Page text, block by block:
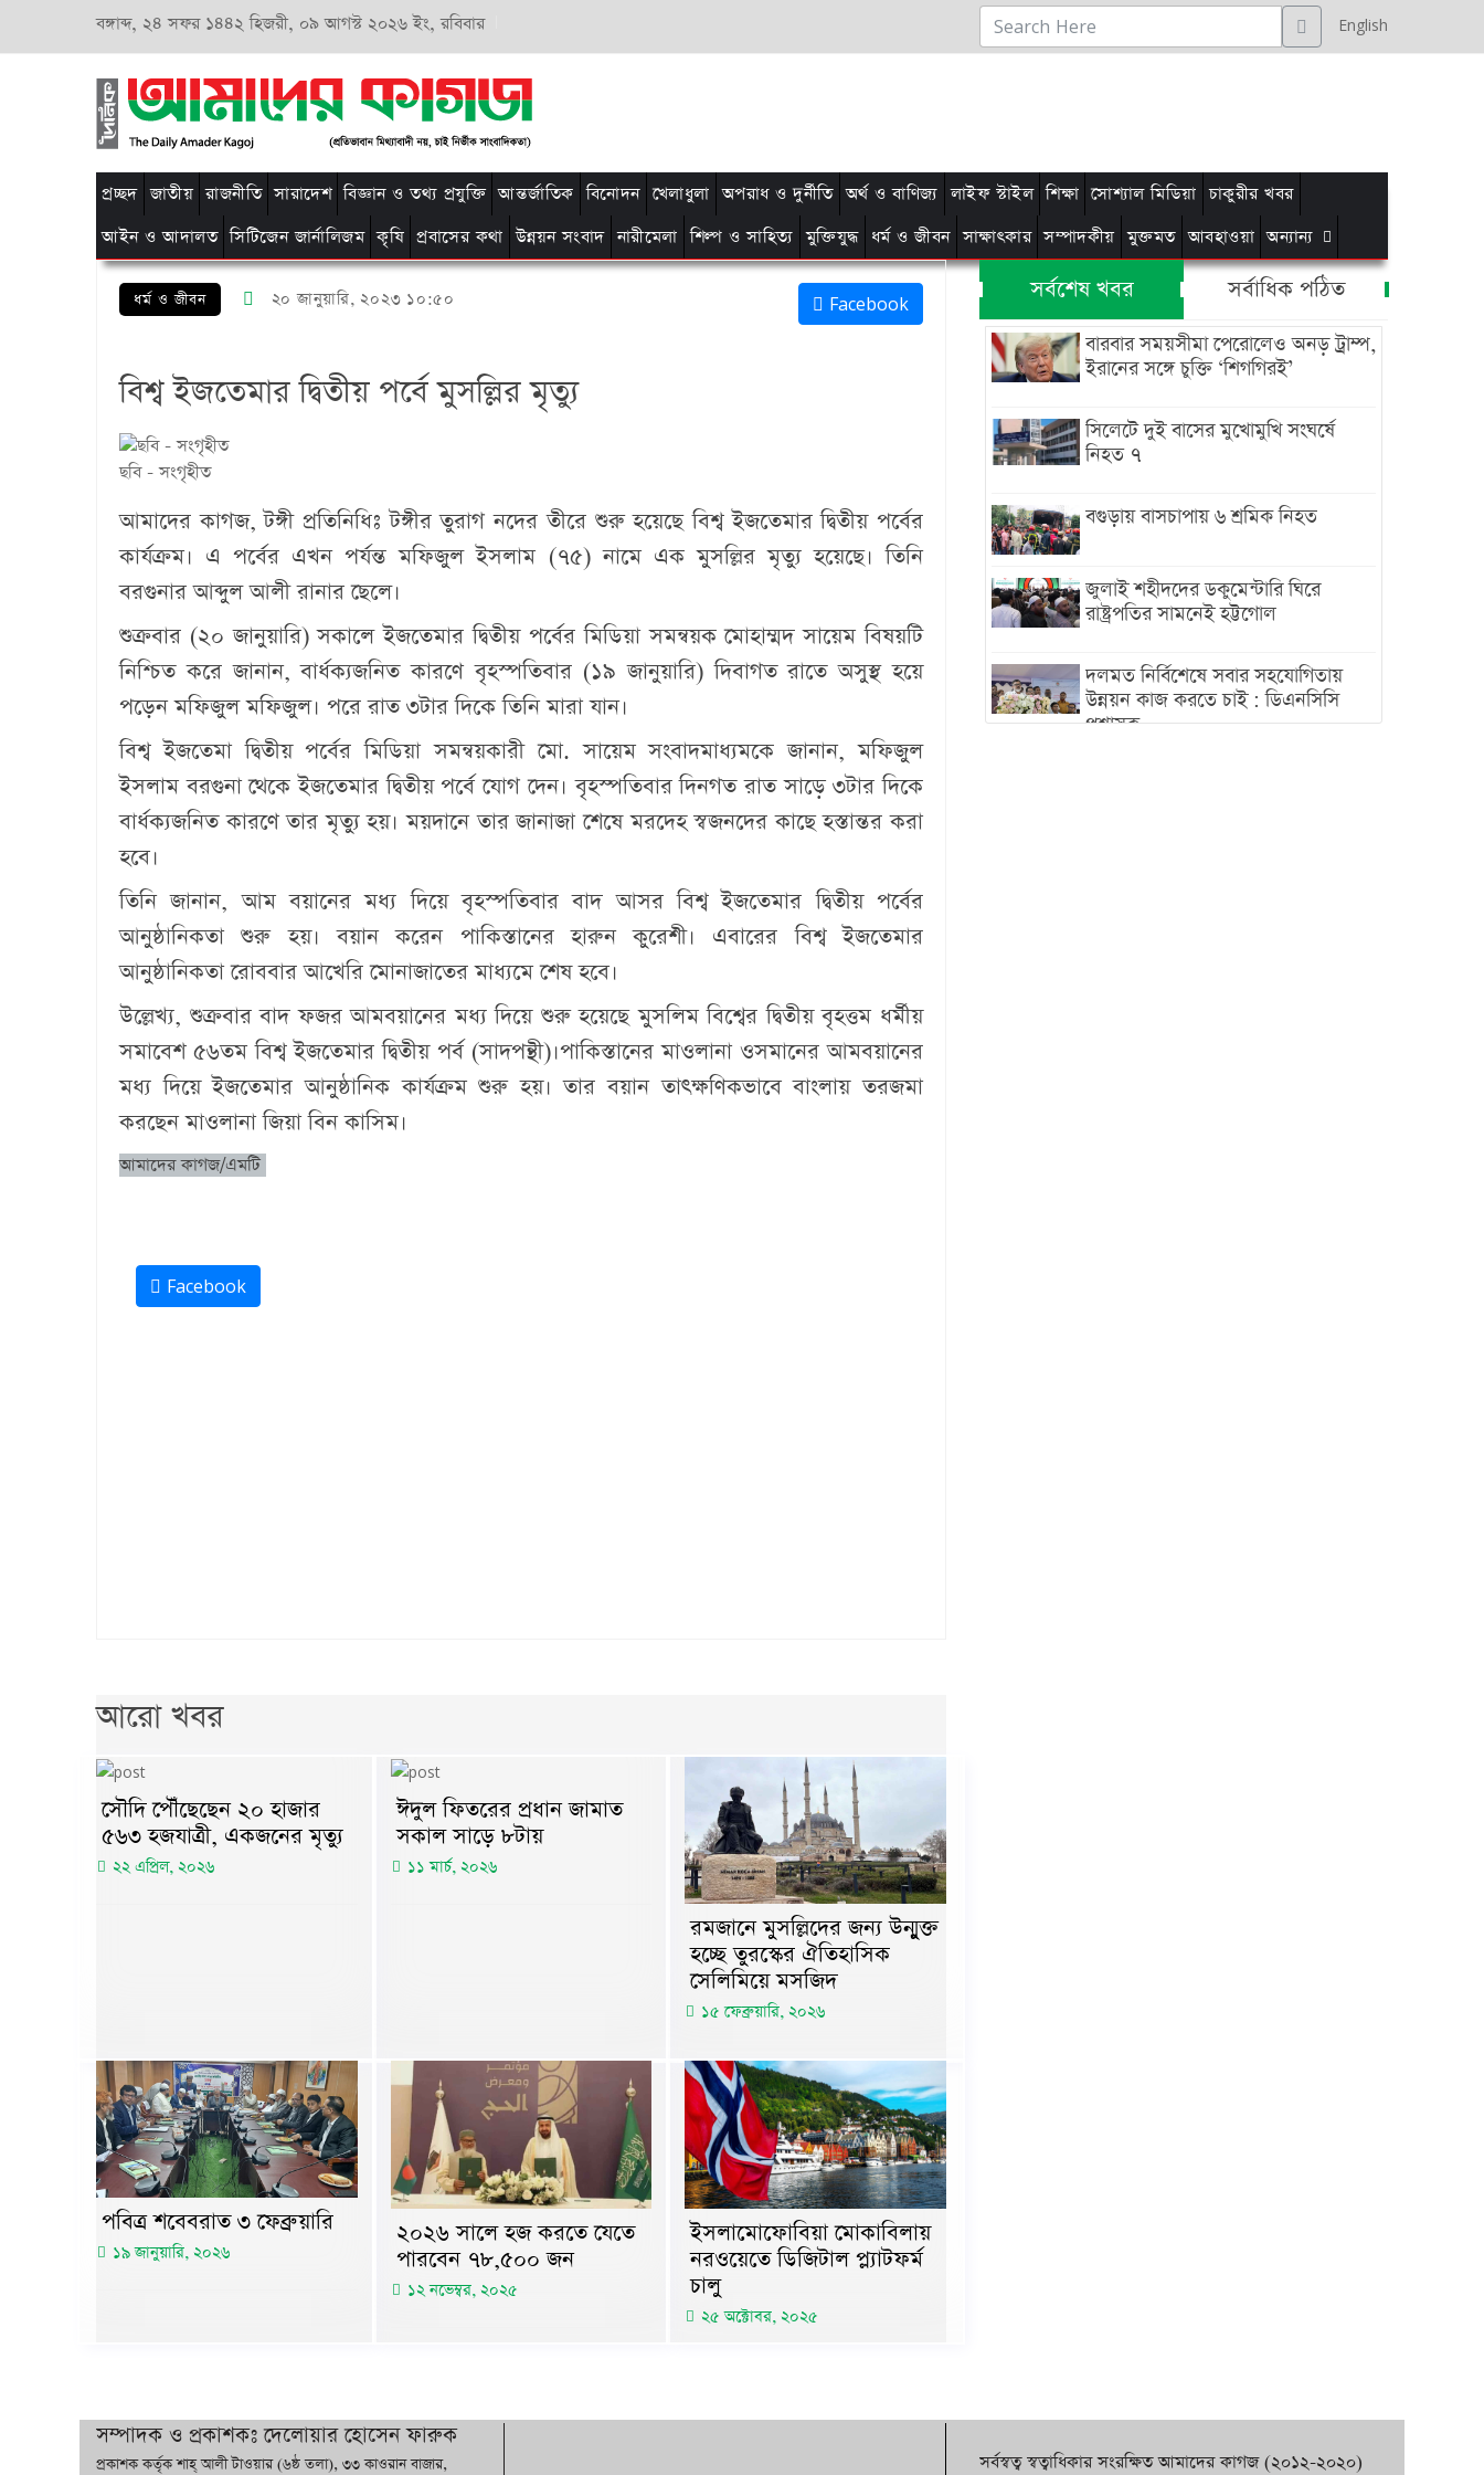
বঙ্গাব্দ, ২৪ সফর ১৪৪২ হিজরী, ০৯ আগস্ট ২০২৬ ইং, রবিবার English
প্রচ্ছদ জাতীয় রাজনীতি সারাদেশ বিজ্ঞান ও তথ্য প্রযুক্তি আন্তর্জাতিক বিনোদন খেলাধুলা অপরাধ ও দুর্নীতি অর্থ ও বাণিজ্য লাইফ স্টাইল শিক্ষা সোশ্যাল মিডিয়া চাকুরীর খবর
আইন ও আদালত সিটিজেন জার্নালিজম কৃষি প্রবাসের কথা উন্নয়ন সংবাদ নারীমেলা শিল্প ও সাহিত্য মুক্তিযুদ্ধ ধর্ম ও জীবন সাক্ষাৎকার সম্পাদকীয় মুক্তমত আবহাওয়া অন্যান্য
ধর্ম ও জীবন ২০ জানুয়ারি, ২০২৩ ১০:৫০ Facebook
বিশ্ব ইজতেমার দ্বিতীয় পর্বে মুসল্লির মৃত্যু
ছবি - সংগৃহীত
আমাদের কাগজ, টঙ্গী প্রতিনিধিঃটঙ্গীর তুরাগ নদের তীরে শুরু হয়েছে বিশ্ব ইজতেমার দ্বিতীয় পর্বের
কার্যক্রম। এ পর্বের এখন পর্যন্ত মফিজুল ইসলাম (৭৫) নামে এক মুসল্লির মৃত্যু হয়েছে। তিনি
বরগুনার আব্দুল আলী রানার ছেলে।
শুক্রবার (২০ জানুয়ারি) সকালে ইজতেমার দ্বিতীয় পর্বের মিডিয়া সমন্বয়ক মোহাম্মদ সায়েম বিষয়টি
নিশ্চিত করে জানান, বার্ধক্যজনিত কারণে বৃহস্পতিবার (১৯ জানুয়ারি) দিবাগত রাতে অসুস্থ হয়ে
পড়েন মফিজুল মফিজুল। পরে রাত ৩টার দিকে তিনি মারা যান।
বিশ্ব ইজতেমা দ্বিতীয় পর্বের মিডিয়া সমন্বয়কারী মো. সায়েম সংবাদমাধ্যমকে জানান, মফিজুল
ইসলাম বরগুনা থেকে ইজতেমার দ্বিতীয় পর্বে যোগ দেন। বৃহস্পতিবার দিনগত রাত সাড়ে ৩টার দিকে
বার্ধক্যজনিত কারণে তার মৃত্যু হয়। ময়দানে তার জানাজা শেষে মরদেহ স্বজনদের কাছে হস্তান্তর করা
হবে।
তিনি জানান, আম বয়ানের মধ্য দিয়ে বৃহস্পতিবার বাদ আসর বিশ্ব ইজতেমার দ্বিতীয় পর্বের
আনুষ্ঠানিকতা শুরু হয়। বয়ান করেন পাকিস্তানের হারুন কুরেশী। এবারের বিশ্ব ইজতেমার
আনুষ্ঠানিকতা রোববার আখেরি মোনাজাতের মাধ্যমে শেষ হবে।
উল্লেখ্য, শুক্রবার বাদ ফজর আমবয়ানের মধ্য দিয়ে শুরু হয়েছে মুসলিম বিশ্বের দ্বিতীয় বৃহত্তম ধর্মীয়
সমাবেশ ৫৬তম বিশ্ব ইজতেমার দ্বিতীয় পর্ব (সাদপন্থী)।পাকিস্তানের মাওলানা ওসমানের আমবয়ানের
মধ্য দিয়ে ইজতেমার আনুষ্ঠানিক কার্যক্রম শুরু হয়। তার বয়ান তাৎক্ষণিকভাবে বাংলায় তরজমা
করছেন মাওলানা জিয়া বিন কাসিম।
আমাদের কাগজ/এমটি
Facebook
আরো খবর
সৌদি পৌঁছেছেন ২০ হাজার
৫৬৩ হজযাত্রী, একজনের মৃত্যু
২২ এপ্রিল, ২০২৬
ঈদুল ফিতরের প্রধান জামাত
সকাল সাড়ে ৮টায়
১১ মার্চ, ২০২৬
রমজানে মুসল্লিদের জন্য উন্মুক্ত
হচ্ছে তুরস্কের ঐতিহাসিক
সেলিমিয়ে মসজিদ
১৫ ফেব্রুয়ারি, ২০২৬
পবিত্র শবেবরাত ৩ ফেব্রুয়ারি
১৯ জানুয়ারি, ২০২৬
২০২৬ সালে হজ করতে যেতে
পারবেন ৭৮,৫০০ জন
১২ নভেম্বর, ২০২৫
ইসলামোফোবিয়া মোকাবিলায়
নরওয়েতে ডিজিটাল প্ল্যাটফর্ম
চালু
২৫ অক্টোবর, ২০২৫
সর্বশেষ খবর সর্বাধিক পঠিত
বারবার সময়সীমা পেরোলেও অনড় ট্রাম্প,
ইরানের সঙ্গে চুক্তি ‘শিগগিরই’
সিলেটে দুই বাসের মুখোমুখি সংঘর্ষে
নিহত ৭
বগুড়ায় বাসচাপায় ৬ শ্রমিক নিহত
জুলাই শহীদদের ডকুমেন্টারি ঘিরে
রাষ্ট্রপতির সামনেই হট্টগোল
দলমত নির্বিশেষে সবার সহযোগিতায়
উন্নয়ন কাজ করতে চাই : ডিএনসিসি
প্রশাসক
সম্পাদক ও প্রকাশকঃ দেলোয়ার হোসেন ফারুক
প্রকাশক কর্তৃক শাহ্ আলী টাওয়ার (৬ষ্ঠ তলা), ৩৩ কাওরান বাজার, সর্বস্বত্ব স্বত্বাধিকার সংরক্ষিত আমাদের কাগজ (২০১২-২০২০)